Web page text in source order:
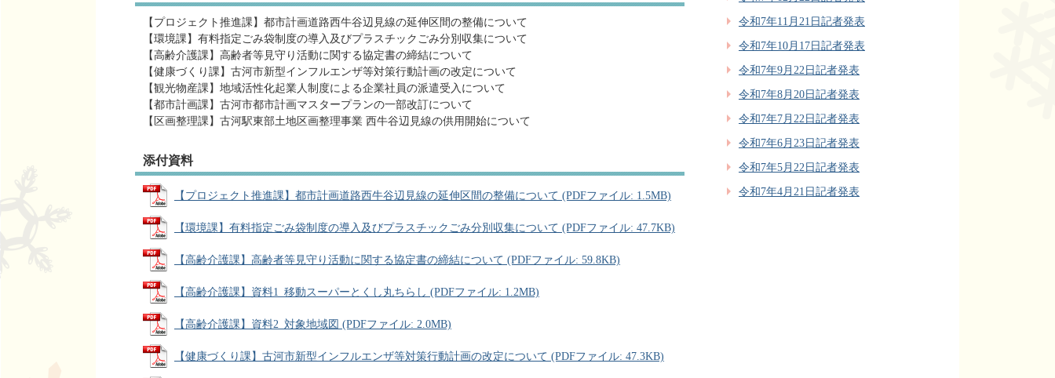
【プロジェクト推進課】都市計画道路西牛谷辺見線の延伸区間の整備について
【環境課】有料指定ごみ袋制度の導入及びプラスチックごみ分別収集について
【高齢介護課】高齢者等見守り活動に関する協定書の締結について
【健康づくり課】古河市新型インフルエンザ等対策行動計画の改定について
【観光物産課】地域活性化起業人制度による企業社員の派遣受入について
【都市計画課】古河市都市計画マスタープランの一部改訂について
【区画整理課】古河駅東部土地区画整理事業 西牛谷辺見線の供用開始について
添付資料
【プロジェクト推進課】都市計画道路西牛谷辺見線の延伸区間の整備について (PDFファイル: 1.5MB)
【環境課】有料指定ごみ袋制度の導入及びプラスチックごみ分別収集について (PDFファイル: 47.7KB)
【高齢介護課】高齢者等見守り活動に関する協定書の締結について (PDFファイル: 59.8KB)
【高齢介護課】資料1_移動スーパーとくし丸ちらし (PDFファイル: 1.2MB)
【高齢介護課】資料2_対象地域図 (PDFファイル: 2.0MB)
【健康づくり課】古河市新型インフルエンザ等対策行動計画の改定について (PDFファイル: 47.3KB)
令和7年11月21日記者発表
令和7年10月17日記者発表
令和7年9月22日記者発表
令和7年8月20日記者発表
令和7年7月22日記者発表
令和7年6月23日記者発表
令和7年5月22日記者発表
令和7年4月21日記者発表